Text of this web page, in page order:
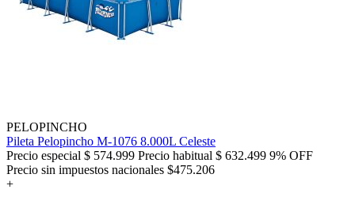
PELOPINCHO
Pileta Pelopincho M-1076 8.000L Celeste
Precio especial $ 574.999 Precio habitual $ 632.499 9% OFF
Precio sin impuestos nacionales $475.206
+